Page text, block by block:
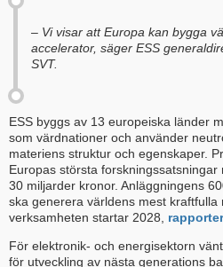
– Vi visar att Europa kan bygga
accelerator, säger ESS
SVT.
ESS byggs av 13 europeiska länder
som värdnationer och använder
materiens struktur och egenskaper.
Europas största
30 miljarder kronor. Anläggningens
ska generera världens mest kraftfulla
verksamheten startar 2028,
För elektronik- och energisektorn
för utveckling av nästa generations